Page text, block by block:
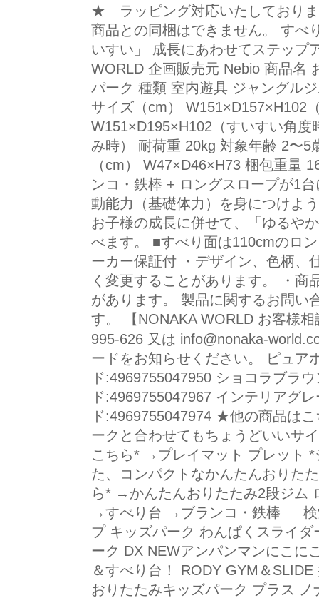
★ ラッピング対応いたしており
商品との同梱はできません。 す
いすい」 成長にあわせてステップ
WORLD 企画販売元 Nebio 商品名
パーク 種類 室内遊具 ジャングル
サイズ（cm） W151×D157×H102
W151×D195×H102（すいすい角
み時） 耐荷重 20kg 対象年齢 2〜5
（cm） W47×D46×H73 梱包重量
ンコ・鉄棒 + ロングスロープが1
動能力（基礎体力）を身につけよ
お子様の成長に併せて、「ゆるや
べます。 ■すべり面は110cmのロ
ーカー保証付 ・デザイン、色柄、
く変更することがあります。 ・商
があります。 製品に関するお問い
す。 【NONAKA WORLD お客様
995-626 又は info@nonaka-
ードをお知らせください。 ピュア
ド:4969755047950 ショコラブラ
ド:4969755047967 インテリアグ
ド:4969755047974 ★他の商品は
ークと合わせてもちょうどいいサ
こちら* →プレイマット プレット
た、コンパクトなかんたんおりた
ら* →かんたんおりたたみ2段ジム
→すべり台 →ブランコ・鉄棒 検
プ キッズパーク わんぱくスライ
ーク DX NEWアンパンマンにこに
＆すべり台！ RODY GYM＆
おりたたみキッズパーク プラス